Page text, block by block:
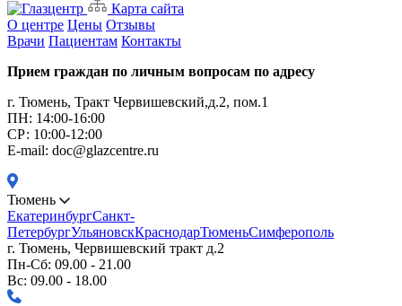
Карта сайта
О центре Цены Отзывы
Врачи Пациентам Контакты
Прием граждан по личным вопросам по адресу
г. Тюмень, Тракт Червишевский,д.2, пом.1
ПН: 14:00-16:00
CР: 10:00-12:00
E-mail: doc@glazcentre.ru
Тюмень
ЕкатеринбургСанкт-
ПетербургУльяновскКраснодарТюменьСимферополь
г. Тюмень, Червишевский тракт д.2
Пн-Сб: 09.00 - 21.00
Вс: 09.00 - 18.00